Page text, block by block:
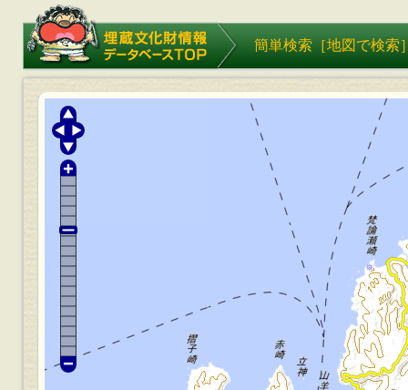
埋蔵文化財情報データベース
TOP
簡単検索［地図で検索